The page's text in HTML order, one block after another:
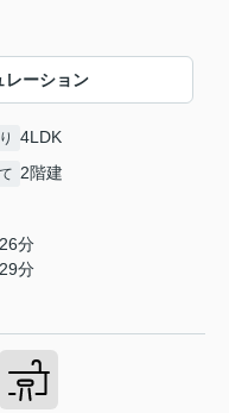
レーション
4LDK
2階建
分
分